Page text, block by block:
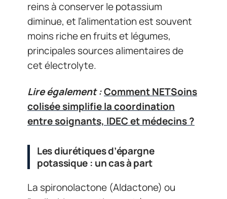
reins à conserver le potassium
diminue, et l’alimentation est souvent
moins riche en fruits et légumes,
principales sources alimentaires de
cet électrolyte.
Lire également :Comment NETSoins
colisée simplifie la coordination
entre soignants, IDEC et médecins ?
Les diurétiques d’épargne
potassique : un cas à part
La spironolactone (Aldactone) ou